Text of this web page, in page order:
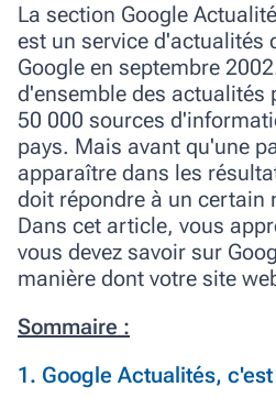
La section Google
est un service d'actualités
Google en septembre
d'ensemble des actualités
50 000 sources
pays. Mais avant qu'une
apparaître dans les
doit répondre à un certain
Dans cet article, vous
vous devez savoir sur
manière dont votre site
Sommaire :
1. Google Actualités,